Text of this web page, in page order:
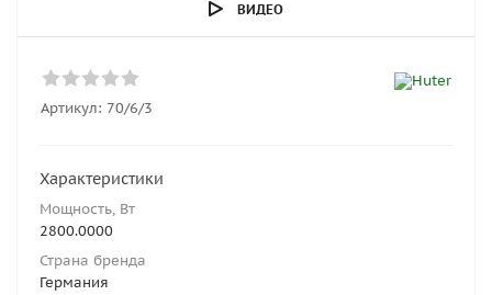
ВИДЕО
Артикул: 70/6/3
Характеристики
Мощность, Вт
2800.0000
Страна бренда
Германия